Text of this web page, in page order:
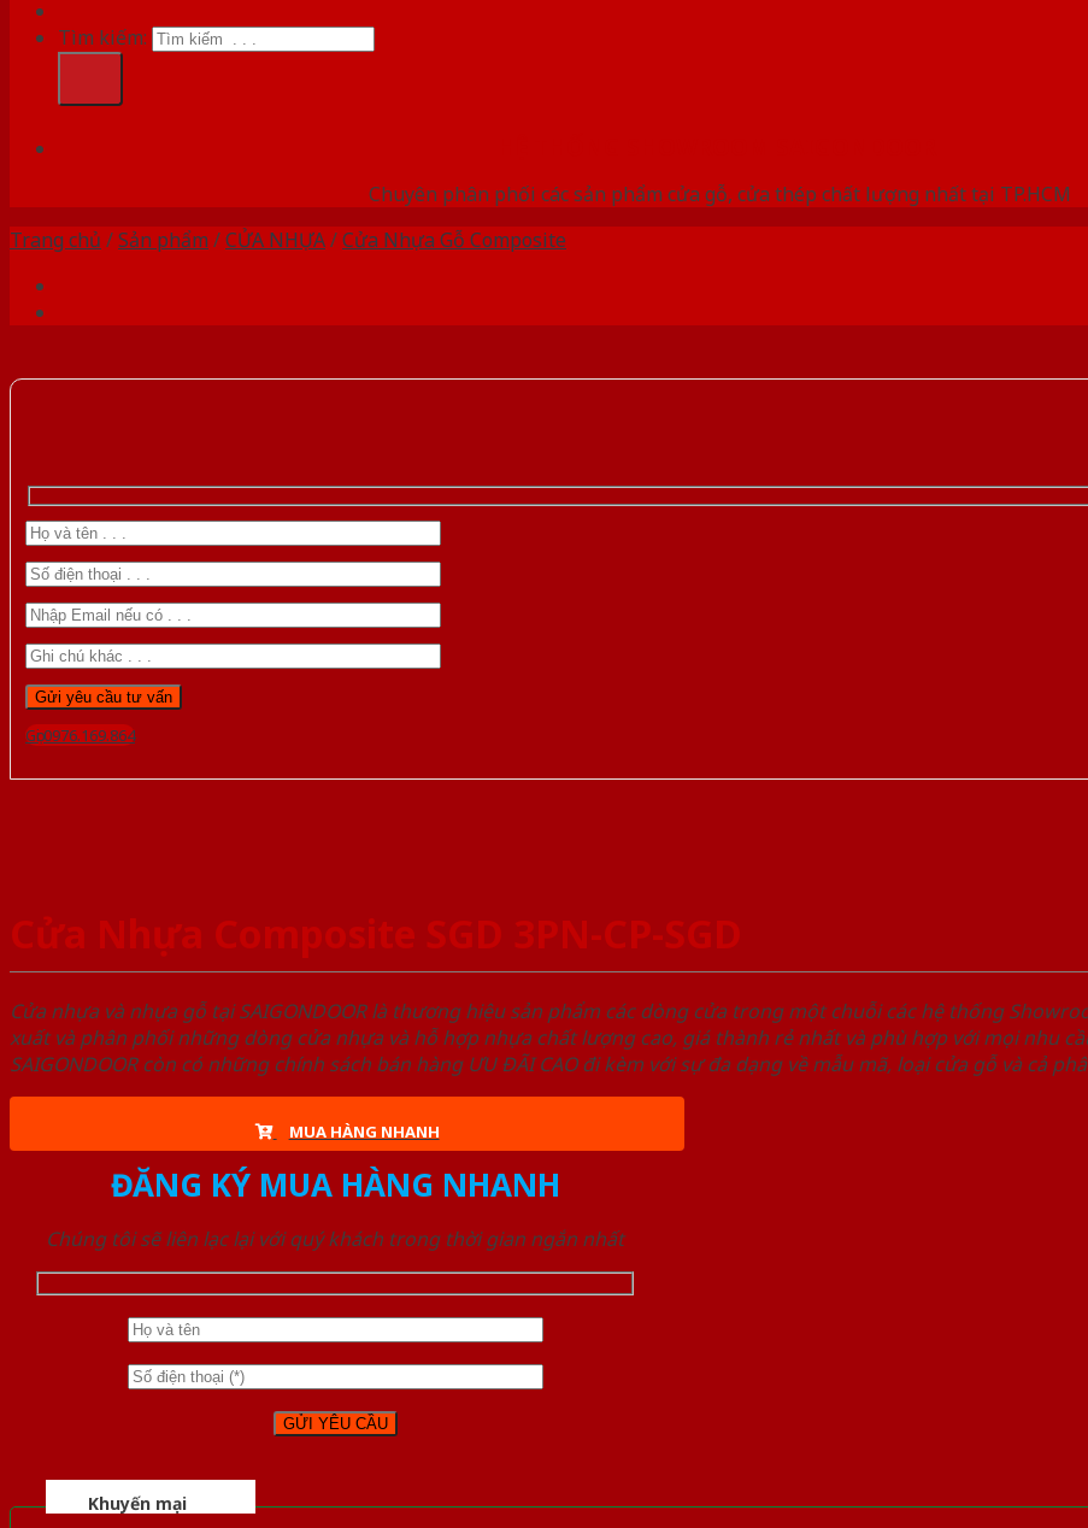
Tìm kiếm:
Chuyên phân phối các sản phẩm cửa gỗ, cửa thép chất lượng nhất tại TP.HCM
Trang chủ /Sản phẩm /CỬA NHỰA/Cửa Nhựa Gỗ Composite
Gọi 0976.169.864
Cửa Nhựa Composite SGD 3PN-CP-SGD
Cửa nhựa và nhựa gỗ tại SAIGONDOOR là thương hiệu sản phẩm các dòng cửa trong một chuỗi các hệ thống
xuất và phân phối những dòng cửa nhựa và hỗ hợp nhựa chất lượng cao, giá thành rẻ nhất và phù hợp với mọi nhu
SAIGONDOOR còn có những chính sách bán hàng ƯU ĐÃI CAO đi kèm với sự đa dạng về mẫu mã, loại cửa gỗ và cả
MUA HÀNG NHANH
ĐĂNG KÝ MUA HÀNG NHANH
Chúng tôi sẽ liên lạc lại với quý khách trong thời gian ngắn nhất
Khuyến mại